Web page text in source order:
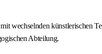
wechselnden künstlerischen
Abteilung.